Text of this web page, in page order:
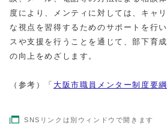
度により、メンティに対しては、キャ
な視点を習得するためのサポートを行
スや支援を行うことを通じて、部下育
の向上をめざします。
（参考）「 大阪市職員メンター制度要綱
SNSリンクは別ウィンドウで開きます